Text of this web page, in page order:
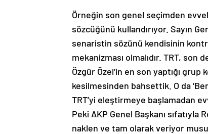
Örneğin son genel seçimden
sözcüğünü kullandırıyor. Sayın
senaristin sözünü kendisinin
mekanizması olmalıdır. TRT, son
Özgür Özel’in en son yaptığı grup
kesilmesinden bahsettik. O da
TRT’yi eleştirmeye başlamadan
Peki AKP Genel Başkanı
naklen ve tam olarak veriyor